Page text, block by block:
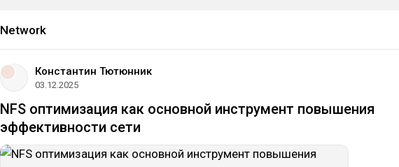
Network
Константин Тютюнник
03.12.2025
NFS оптимизация как основной инструмент повышения
эффективности сети